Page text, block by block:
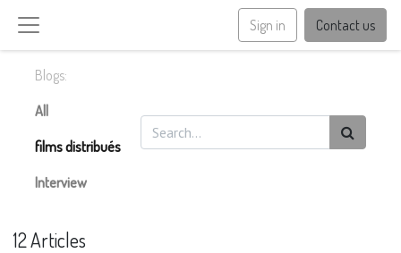
Sign in Contact us
Blogs:
All
films distribués
Interview
12 Articles